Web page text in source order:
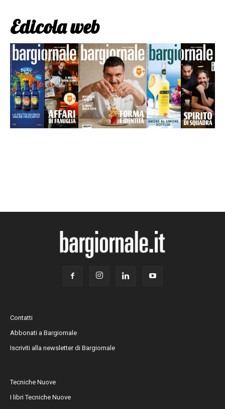
Edicola web
Contatti
Abbonati a Bargiornale
Iscriviti alla newsletter di Bargiornale
Tecniche Nuove
I libri Tecniche Nuove